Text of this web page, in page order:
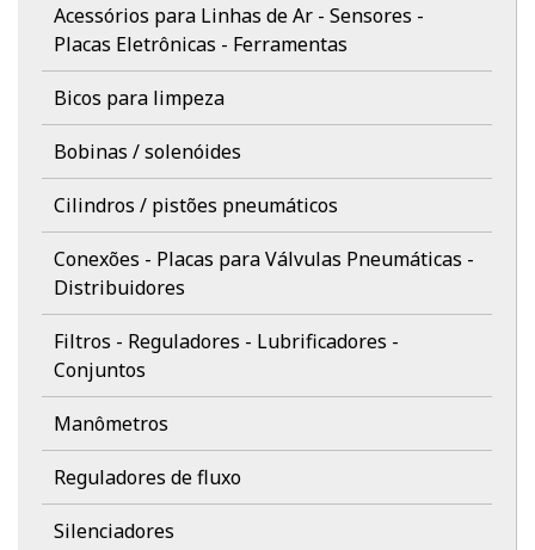
Acessórios para Linhas de Ar - Sensores -
Placas Eletrônicas - Ferramentas
Bicos para limpeza
Bobinas / solenóides
Cilindros / pistões pneumáticos
Conexões - Placas para Válvulas Pneumáticas -
Distribuidores
Filtros - Reguladores - Lubrificadores -
Conjuntos
Manômetros
Reguladores de fluxo
Silenciadores